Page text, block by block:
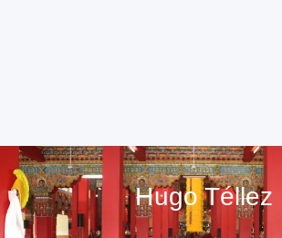
Hugo Téllez
Agenda
Apoya
Contacto